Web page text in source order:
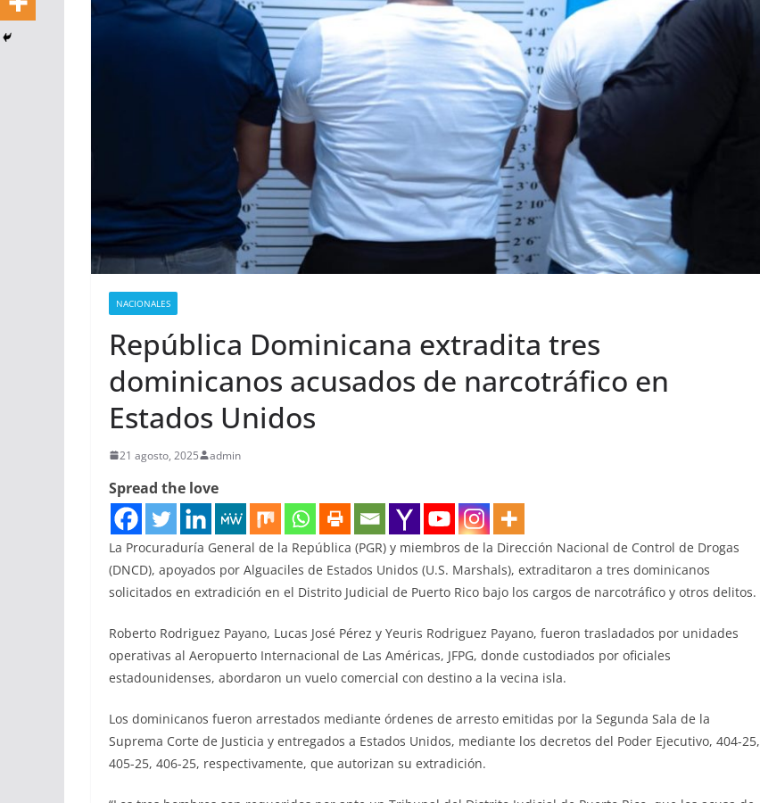
NACIONALES
República Dominicana extradita tres
dominicanos acusados de narcotráfico en
Estados Unidos
21 agosto, 2025 admin
Spread the love
La Procuraduría General de la República (PGR) y miembros de la Dirección Nacional de Control de Drogas
(DNCD), apoyados por Alguaciles de Estados Unidos (U.S. Marshals), extraditaron a tres dominicanos
solicitados en extradición en el Distrito Judicial de Puerto Rico bajo los cargos de narcotráfico y otros delitos.
Roberto Rodriguez Payano, Lucas José Pérez y Yeuris Rodriguez Payano, fueron trasladados por unidades
operativas al Aeropuerto Internacional de Las Américas, JFPG, donde custodiados por oficiales
estadounidenses, abordaron un vuelo comercial con destino a la vecina isla.
Los dominicanos fueron arrestados mediante órdenes de arresto emitidas por la Segunda Sala de la
Suprema Corte de Justicia y entregados a Estados Unidos, mediante los decretos del Poder Ejecutivo, 404-25,
405-25, 406-25, respectivamente, que autorizan su extradición.